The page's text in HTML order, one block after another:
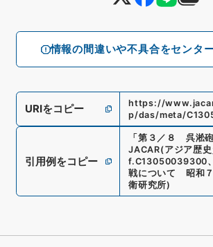
情報の間違いや不具合をセンタ
URIをコピー
https://
p/das/meta/
引用例をコピー
「 第３／８ 呉淞
JACAR(アジア歴
f.C13050039300、
戦について 昭和７
衛研究所)